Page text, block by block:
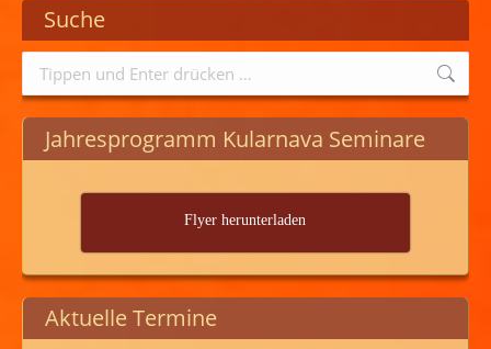
Suche
Jahresprogramm Kularnava Seminare
Flyer herunterladen
Aktuelle Termine